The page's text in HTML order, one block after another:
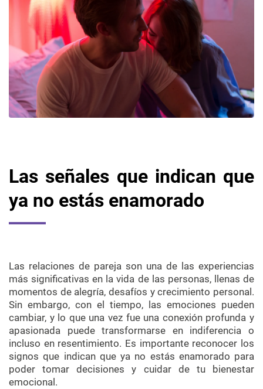
Las señales que indican que
ya no estás enamorado
Las relaciones de pareja son una de las experiencias
más significativas en la vida de las personas, llenas de
momentos de alegría, desafíos y crecimiento personal.
Sin embargo, con el tiempo, las emociones pueden
cambiar, y lo que una vez fue una conexión profunda y
apasionada puede transformarse en indiferencia o
incluso en resentimiento. Es importante reconocer los
signos que indican que ya no estás enamorado para
poder tomar decisiones y cuidar de tu bienestar
emocional.